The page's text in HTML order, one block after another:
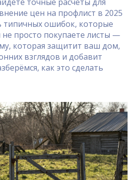
цен на профлист в 2025
типичных ошибок, которые
просто покупаете листы —
которая защитит ваш дом,
взглядов и добавит
как это сделать